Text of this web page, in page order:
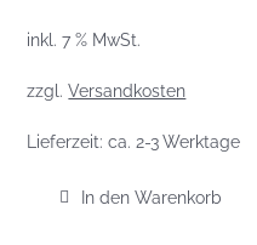
inkl. 7 % MwSt.
zzgl.Versandkosten
Lieferzeit:ca. 2-3 Werktage
In den Warenkorb